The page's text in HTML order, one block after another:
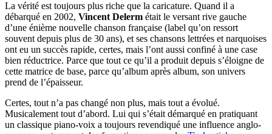
La vérité est toujours plus riche que la caricature. Quand il a
débarqué en 2002, Vincent Delerm était le versant rive gauche
d’une énième nouvelle chanson française (label qu’on ressort
souvent depuis plus de 30 ans), et ses chansons lettrées et narquoises
ont eu un succès rapide, certes, mais l’ont aussi confiné à une case
bien réductrice. Parce que tout ce qu’il a produit depuis s’éloigne de
cette matrice de base, parce qu’album après album, son univers
prend de l’épaisseur.
Certes, tout n’a pas changé non plus, mais tout a évolué.
Musicalement tout d’abord. Lui qui s’était démarqué en pratiquant
un classique piano-voix a toujours revendiqué une influence anglo-